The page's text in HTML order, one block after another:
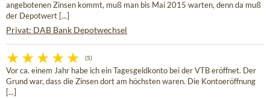
angebotenen Zinsen kommt, muß man bis Mai 2015 warten, denn da muß
der Depotwert [...]
Privat: DAB Bank Depotwechsel
(5)
Vor ca. einem Jahr habe ich ein Tagesgeldkonto bei der VTB eröffnet. Der
Grund war, dass die Zinsen dort am höchsten waren. Die Kontoeröffnung
[...]